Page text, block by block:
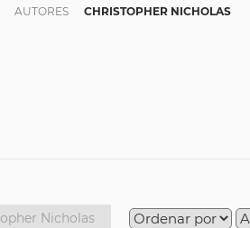
AUTORES CHRISTOPHER NICHOLAS